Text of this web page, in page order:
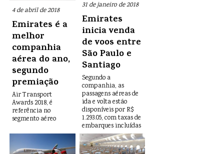
4 de abril de 2018
Emirates é a
melhor
companhia
aérea do ano,
segundo
premiação
Air Transport
Awards 2018, é
referência no
segmento aéreo
31 de janeiro de 2018
Emirates
inicia venda
de voos entre
São Paulo e
Santiago
Segundo a
companhia, as
passagens aéreas de
ida e volta estão
disponíveis por R$
1.293.05, com taxas de
embarques incluídas